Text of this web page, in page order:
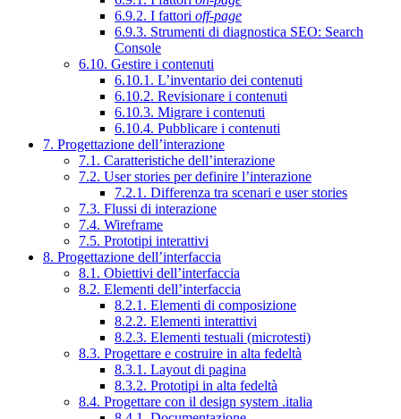
6.9.2. I fattori off-page
6.9.3. Strumenti di diagnostica SEO: Search
Console
6.10. Gestire i contenuti
6.10.1. L’inventario dei contenuti
6.10.2. Revisionare i contenuti
6.10.3. Migrare i contenuti
6.10.4. Pubblicare i contenuti
7. Progettazione dell’interazione
7.1. Caratteristiche dell’interazione
7.2. User stories per definire l’interazione
7.2.1. Differenza tra scenari e user stories
7.3. Flussi di interazione
7.4. Wireframe
7.5. Prototipi interattivi
8. Progettazione dell’interfaccia
8.1. Obiettivi dell’interfaccia
8.2. Elementi dell’interfaccia
8.2.1. Elementi di composizione
8.2.2. Elementi interattivi
8.2.3. Elementi testuali (microtesti)
8.3. Progettare e costruire in alta fedeltà
8.3.1. Layout di pagina
8.3.2. Prototipi in alta fedeltà
8.4. Progettare con il design system .italia